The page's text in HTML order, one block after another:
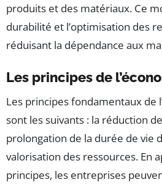
produits et des matériaux. Ce
durabilité et l’optimisation des
réduisant la dépendance aux
Les principes de
Les principes fondamentaux de
sont les suivants : la réduction
prolongation de la durée de vie
valorisation des ressources. En
principes, les entreprises